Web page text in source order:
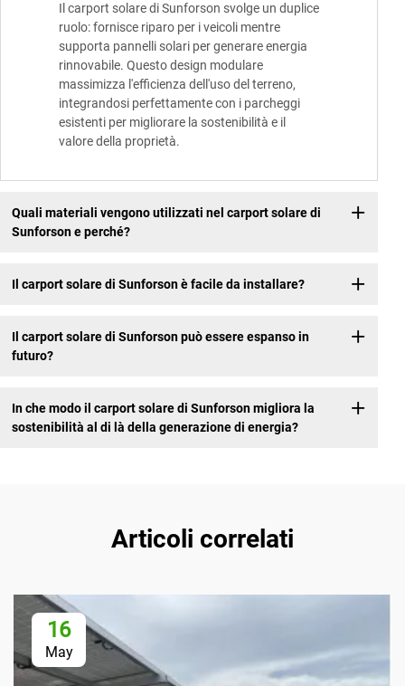
Il carport solare di Sunforson svolge un duplice
ruolo: fornisce riparo per i veicoli mentre
supporta pannelli solari per generare energia
rinnovabile. Questo design modulare
massimizza l'efficienza dell'uso del terreno,
integrandosi perfettamente con i parcheggi
esistenti per migliorare la sostenibilità e il
valore della proprietà.
Quali materiali vengono utilizzati nel carport solare di
Sunforson e perché?
Il carport solare di Sunforson è facile da installare?
Il carport solare di Sunforson può essere espanso in
futuro?
In che modo il carport solare di Sunforson migliora la
sostenibilità al di là della generazione di energia?
Articoli correlati
16
May